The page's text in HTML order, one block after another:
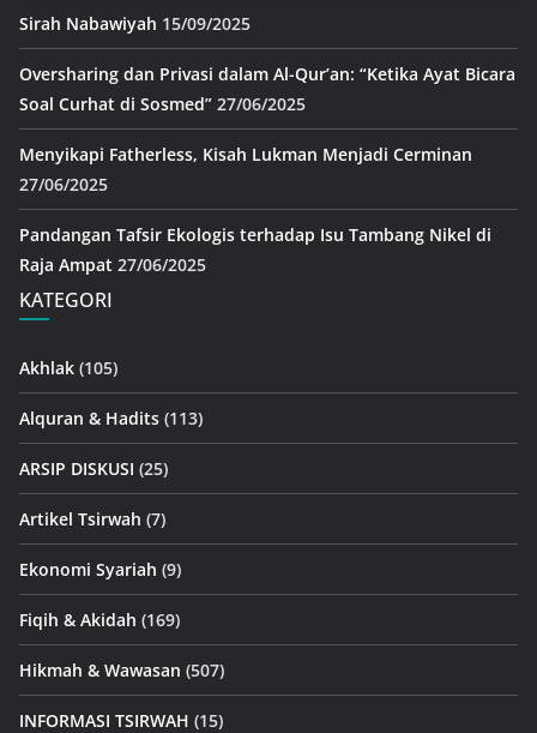
Sirah Nabawiyah 15/09/2025
Oversharing dan Privasi dalam Al-Qur’an: “Ketika Ayat Bicara
Soal Curhat di Sosmed” 27/06/2025
Menyikapi Fatherless, Kisah Lukman Menjadi Cerminan
27/06/2025
Pandangan Tafsir Ekologis terhadap Isu Tambang Nikel di
Raja Ampat 27/06/2025
KATEGORI
Akhlak (105)
Alquran & Hadits (113)
ARSIP DISKUSI (25)
Artikel Tsirwah (7)
Ekonomi Syariah (9)
Fiqih & Akidah (169)
Hikmah & Wawasan (507)
INFORMASI TSIRWAH (15)